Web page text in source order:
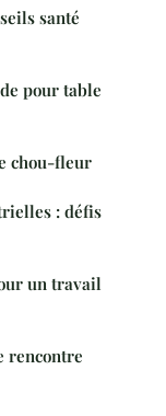
santé
pour table
chou-fleur
: défis
un travail
rencontre